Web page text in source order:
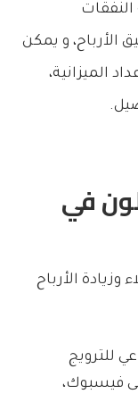
الأرباح، و يمكن
الميزانية،
في
الأرباح
للترويج
فيسبوك،